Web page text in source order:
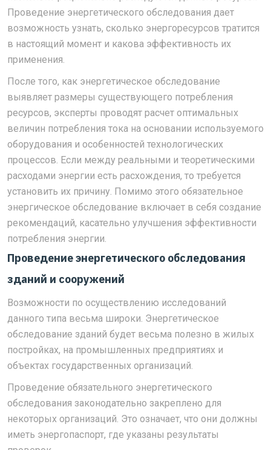
Проведение энергетического обследования дает
возможность узнать, сколько энергоресурсов тратится
в настоящий момент и какова эффективность их
применения.
После того, как энергетическое обследование
выявляет размеры существующего потребления
ресурсов, эксперты проводят расчет оптимальных
величин потребления тока на основании используемого
оборудования и особенностей технологических
процессов. Если между реальными и теоретическими
расходами энергии есть расхождения, то требуется
установить их причину. Помимо этого обязательное
энергическое обследование включает в себя создание
рекомендаций, касательно улучшения эффективности
потребления энергии.
Проведениеэнергетического обследования
зданий и сооружений
Возможности по осуществлению исследований
данного типа весьма широки. Энергетическое
обследование зданий будет весьма полезно в жилых
постройках, на промышленных предприятиях и
объектах государственных организаций.
Проведение обязательного энергетического
обследования законодательно закреплено для
некоторых организаций. Это означает, что они должны
иметь энергопаспорт, где указаны результаты